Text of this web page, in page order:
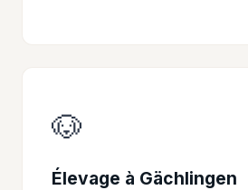
🐶
Élevage à Gächlingen